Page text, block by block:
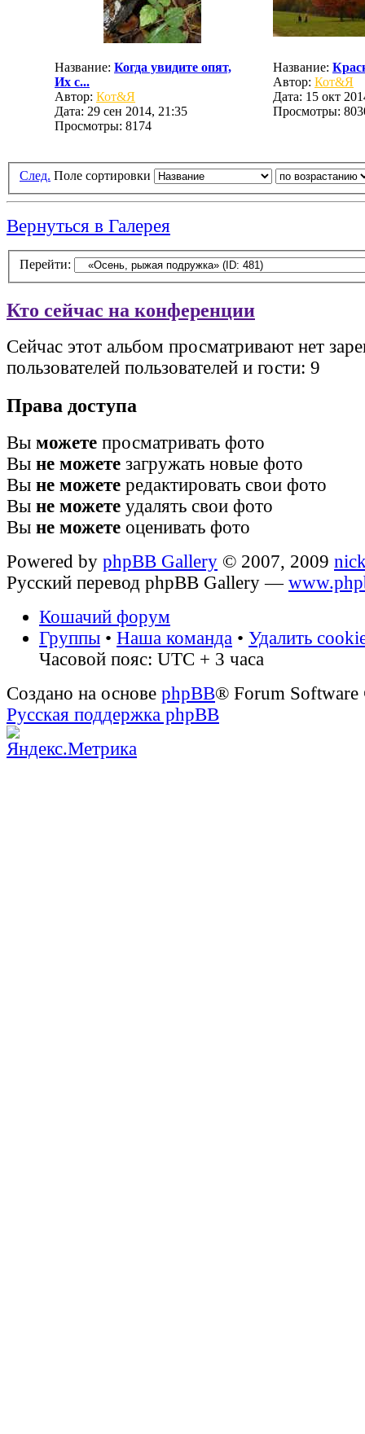
Название: Когда увидите опят,
Их с...
Автор: Кот&Я
Дата: 29 сен 2014, 21:35
Просмотры: 8174
Название:
Автор: Кот&Я
Дата: 15 окт
Просмотры:
След. Поле сортировки
Вернуться в Галерея
Перейти:
Кто сейчас на конференции
Сейчас этот альбом просматривают нет
пользователей пользователей и гости: 9
Права доступа
Вы можете просматривать фото
Вы не можете загружать новые фото
Вы не можете редактировать свои фото
Вы не можете удалять свои фото
Вы не можете оценивать фото
Powered by phpBB Gallery © 2007, 2009
Русский перевод phpBB Gallery —
Кошачий форум
Группы • Наша команда • Удалить
Часовой пояс: UTC + 3 часа
Создано на основе phpBB® Forum
Русская поддержка phpBB